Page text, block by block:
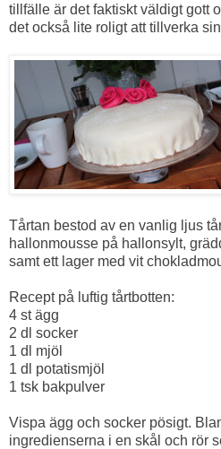
tillfälle är det faktiskt väldigt gott
det också lite roligt att tillverka
Tårtan bestod av en vanlig ljus
hallonmousse på hallonsylt,
samt ett lager med vit
Recept på luftig tårtbotten:
4 st ägg
2 dl socker
1 dl mjöl
1 dl potatismjöl
1 tsk bakpulver
Vispa ägg och socker pösigt.
ingredienserna i en skål och rör